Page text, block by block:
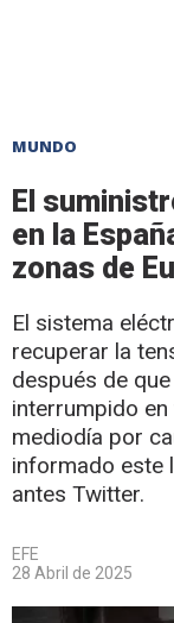
MUNDO
El
en la
zonas de
El sistema
recuperar la
después de
interrumpido
mediodía por
informado este
antes Twitter.
EFE
28 Abril de 2025